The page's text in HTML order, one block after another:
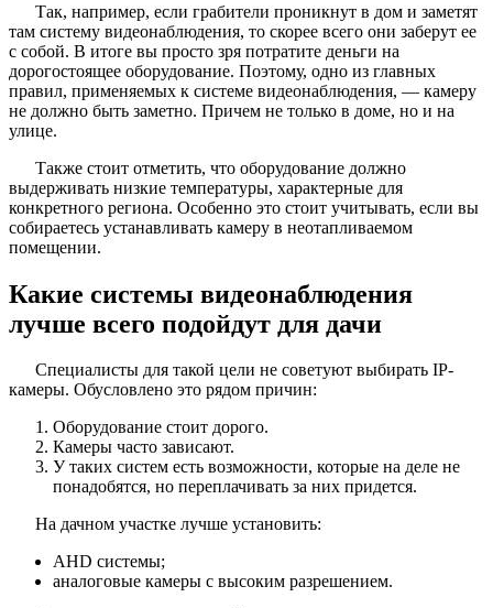
Так, например, если грабители проникнут в дом и заметят
там систему видеонаблюдения, то скорее всего они заберут ее
с собой. В итоге вы просто зря потратите деньги на
дорогостоящее оборудование. Поэтому, одно из главных
правил, применяемых к системе видеонаблюдения, — камеру
не должно быть заметно. Причем не только в доме, но и на
улице.
Также стоит отметить, что оборудование должно
выдерживать низкие температуры, характерные для
конкретного региона. Особенно это стоит учитывать, если вы
собираетесь устанавливать камеру в неотапливаемом
помещении.
Какие системы видеонаблюдения
лучше всего подойдут для дачи
Специалисты для такой цели не советуют выбирать IP-
камеры. Обусловлено это рядом причин:
Оборудование стоит дорого.
Камеры часто зависают.
У таких систем есть возможности, которые на деле не
понадобятся, но переплачивать за них придется.
На дачном участке лучше установить:
AHD системы;
аналоговые камеры с высоким разрешением.